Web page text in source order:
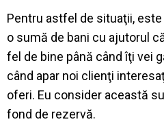
Pentru astfel de situaţii,
o sumă de bani cu ajutorul
fel de bine până când îţi vei
când apar noi clienţi
oferi. Eu consider această
fond de rezervă.